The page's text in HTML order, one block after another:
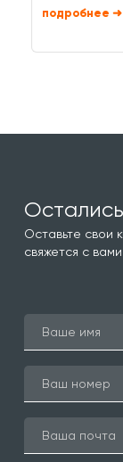
➜
Оставьте свои
свяжется с